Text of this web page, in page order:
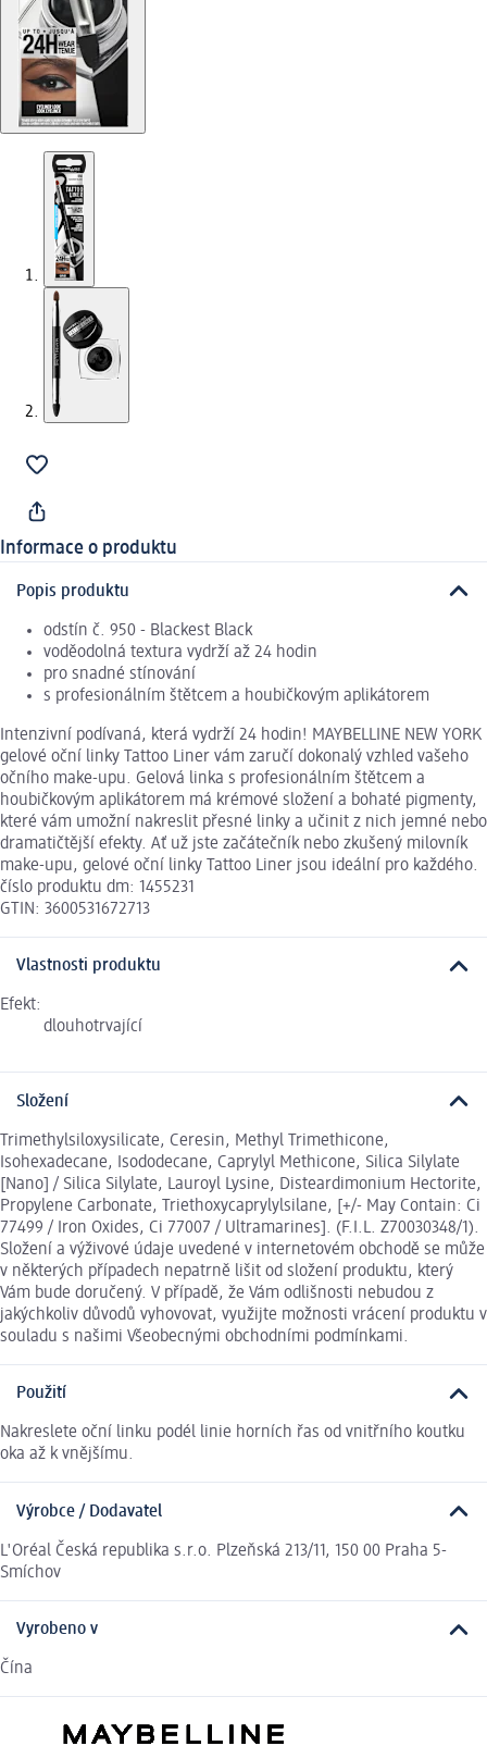
Informace o produktu
Popis produktu
odstín č. 950 - Blackest Black
voděodolná textura vydrží až 24 hodin
pro snadné stínování
s profesionálním štětcem a houbičkovým aplikátorem
Intenzivní podívaná, která vydrží 24 hodin! MAYBELLINE NEW YORK
gelové oční linky Tattoo Liner vám zaručí dokonalý vzhled vašeho
očního make-upu. Gelová linka s profesionálním štětcem a
houbičkovým aplikátorem má krémové složení a bohaté pigmenty,
které vám umožní nakreslit přesné linky a učinit z nich jemné nebo
dramatičtější efekty. Ať už jste začátečník nebo zkušený milovník
make-upu, gelové oční linky Tattoo Liner jsou ideální pro každého.
číslo produktu dm: 1455231
GTIN: 3600531672713
Vlastnosti produktu
Efekt:
dlouhotrvající
Složení
Trimethylsiloxysilicate, Ceresin, Methyl Trimethicone,
Isohexadecane, Isododecane, Caprylyl Methicone, Silica Silylate
[Nano] / Silica Silylate, Lauroyl Lysine, Disteardimonium Hectorite,
Propylene Carbonate, Triethoxycaprylylsilane, [+/- May Contain: Ci
77499 / Iron Oxides, Ci 77007 / Ultramarines]. (F.I.L. Z70030348/1).
Složení a výživové údaje uvedené v internetovém obchodě se může
v některých případech nepatrně lišit od složení produktu, který
Vám bude doručený. V případě, že Vám odlišnosti nebudou z
jakýchkoliv důvodů vyhovovat, využijte možnosti vrácení produktu v
souladu s našimi Všeobecnými obchodními podmínkami.
Použití
Nakreslete oční linku podél linie horních řas od vnitřního koutku
oka až k vnějšímu.
Výrobce / Dodavatel
L'Oréal Česká republika s.r.o. Plzeňská 213/11, 150 00 Praha 5-
Smíchov
Vyrobeno v
Čína